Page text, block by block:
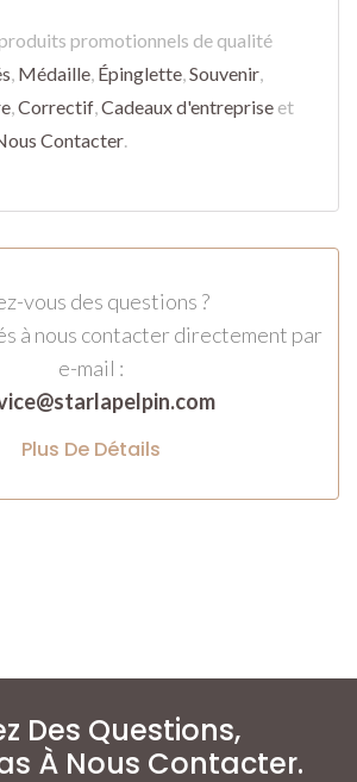
promotionnels de qualité
, Médaille, Épinglette,Souvenir,
,Correctif,Cadeaux d'entreprise et
Contacter.
vous des questions ?
à nous contacter directement par
e-mail :
Plus De Détails
Des Questions,
À Nous Contacter.